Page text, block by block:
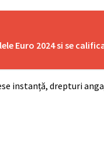
Euro 2024 si se
instanță, drepturi